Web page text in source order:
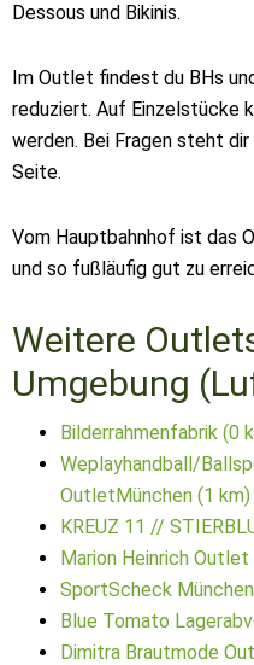
Dessous und Bikinis.
Im Outlet findest du BHs
reduziert. Auf Einzelstücke
werden. Bei Fragen steht
Seite.
Vom Hauptbahnhof ist das
und so fußläufig gut zu
Weitere
Umgebung
Bilderrahmenfabrik (0
Weplayhandball/
OutletMünchen (1 km)
KREUZ 11 //
Marion Heinrich Outlet
SportScheck
Blue Tomato
Dimitra Brautmode